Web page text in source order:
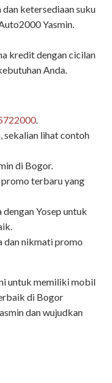
ketersediaan suku
Yasmin.
kredit dengan cicilan
Anda.
.
sekalian lihat contoh
di Bogor.
terbaru yang
Yosep untuk
dan nikmati promo
untuk memiliki mobil
di Bogor
dan wujudkan